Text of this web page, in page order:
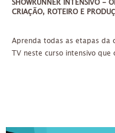
SHOWRUNNER INTENSIVO -
CRIAÇÃO, ROTEIRO E
Aprenda todas as etapas da
TV neste curso intensivo que